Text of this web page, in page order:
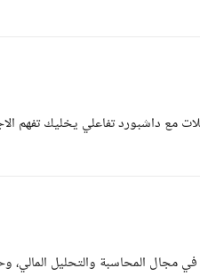
مع داشبورد تفاعلي يخليك تفهم